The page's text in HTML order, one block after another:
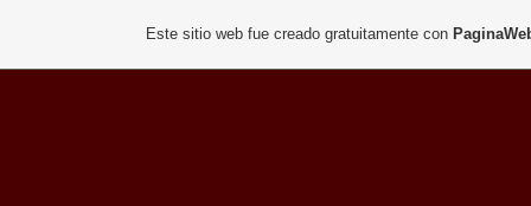
Este sitio web fue creado gratuitamente con